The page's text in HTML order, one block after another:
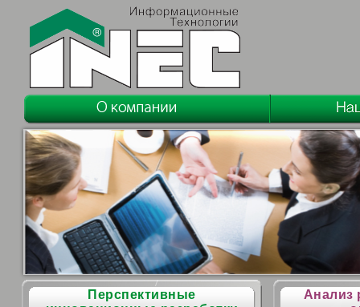
Перспективные
Анализ